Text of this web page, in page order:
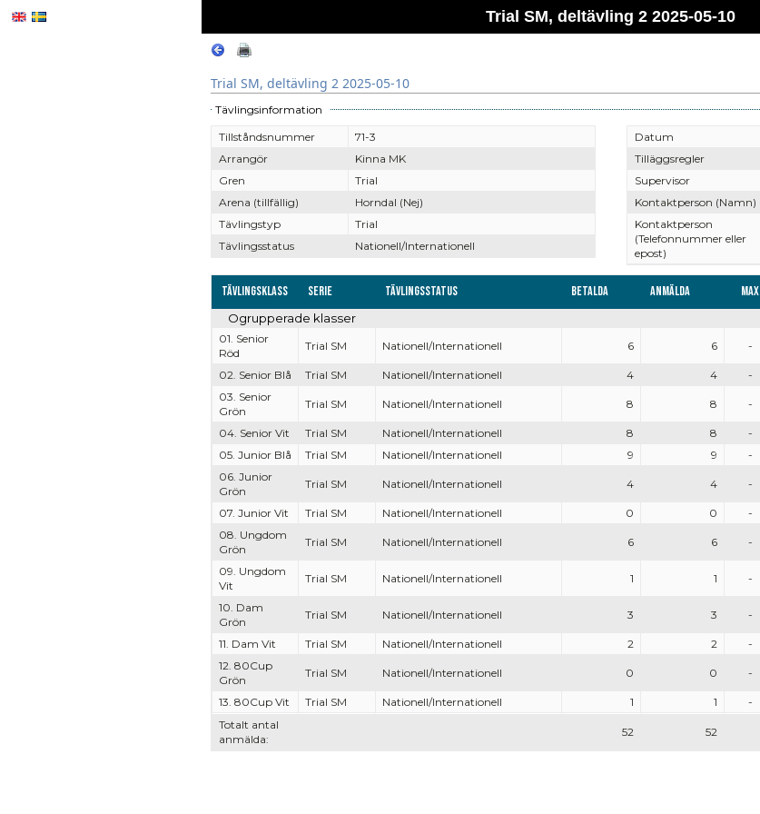
Trial SM, deltävling 2 2025-05-10
Trial SM, deltävling 2 2025-05-10
Tävlingsinformation
Tillståndsnummer
71-3
Arrangör
Kinna MK
Gren
Trial
Arena (tillfällig)
Horndal (Nej)
Tävlingstyp
Trial
Tävlingsstatus
Nationell/Internationell
Datum
Tilläggsregler
Supervisor
Kontaktperson (Namn)
Kontaktperson
(Telefonnummer eller
epost)
Tävlingsklass Serie Tävlingsstatus Betalda Anmälda Max
Totalt antal
anmälda:
52 52
Ogrupperade klasser
01. Senior
Röd
Trial SM Nationell/Internationell 6 6 -
02. Senior Blå Trial SM Nationell/Internationell 4 4 -
03. Senior
Grön
Trial SM Nationell/Internationell 8 8 -
04. Senior Vit Trial SM Nationell/Internationell 8 8 -
05. Junior Blå
Trial SM Nationell/Internationell 9 9 -
06. Junior
Grön
Trial SM Nationell/Internationell 4 4 -
07. Junior Vit Trial SM Nationell/Internationell 0 0 -
08. Ungdom
Grön
Trial SM Nationell/Internationell 6 6 -
09. Ungdom
Vit
Trial SM Nationell/Internationell 1 1 -
10. Dam
Grön
Trial SM Nationell/Internationell 3 3 -
11. Dam Vit Trial SM Nationell/Internationell 2 2 -
12. 80Cup
Grön
Trial SM Nationell/Internationell 0 0 -
13. 80Cup Vit Trial SM Nationell/Internationell 1 1 -